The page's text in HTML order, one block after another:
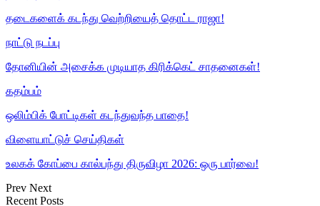
தடைகளைக் கடந்து வெற்றியைத் தொட்ட ராஜா!
நாட்டு நடப்பு
தோனியின் அசைக்க முடியாத கிரிக்கெட் சாதனைகள்!
கதம்பம்
ஒலிம்பிக் போட்டிகள் கடந்துவந்த பாதை!
விளையாட்டுச் செய்திகள்
உலகக் கோப்பை கால்பந்து திருவிழா 2026: ஒரு பார்வை!
Prev Next
Recent Posts